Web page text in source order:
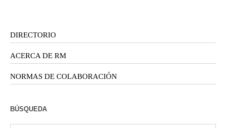
DIRECTORIO
ACERCA DE RM
NORMAS DE COLABORACIÓN
BÚSQUEDA